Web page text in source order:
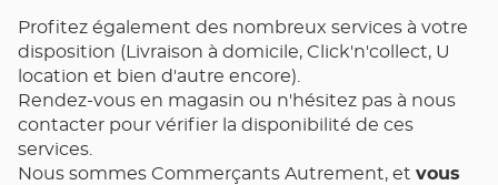
Profitez également des nombreux services à votre
disposition (Livraison à domicile, Click'n'collect, U
location et bien d'autre encore).
Rendez-vous en magasin ou n'hésitez pas à nous
contacter pour vérifier la disponibilité de ces
services.
Nous sommes Commerçants Autrement, et vous